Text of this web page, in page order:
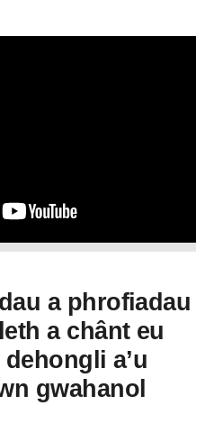
a phrofiadau
a chânt eu
a’u
gwahanol